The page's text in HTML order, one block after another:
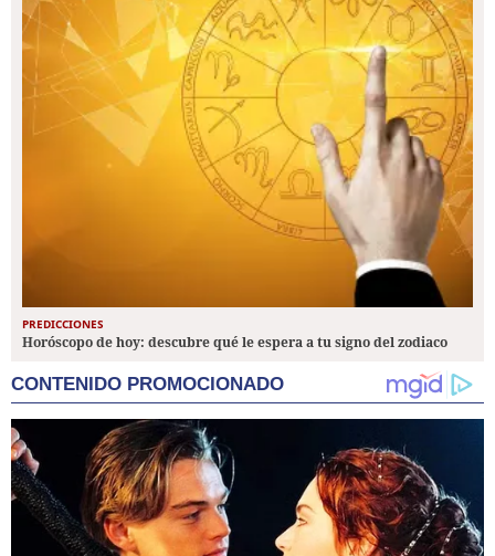
PREDICCIONES
Horóscopo de hoy: descubre qué le espera a tu signo del zodiaco
CONTENIDO PROMOCIONADO